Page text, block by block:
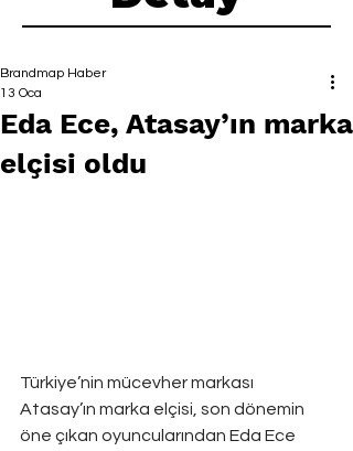
Eda Ece, Atasay’ın marka
elçisi oldu
Brandmap Haber
13 Oca
Türkiye’nin mücevher markası
Atasay’ın marka elçisi, son dönemin
öne çıkan oyuncularından Eda Ece